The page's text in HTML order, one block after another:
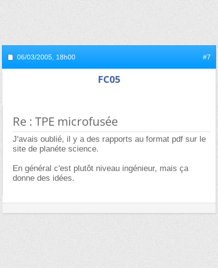
06/03/2005, 18h00 #7
FC05
Re : TPE microfusée
J'avais oublié, il y a des rapports au format pdf sur le
site de planéte science.
En général c'est plutôt niveau ingénieur, mais ça
donne des idées.